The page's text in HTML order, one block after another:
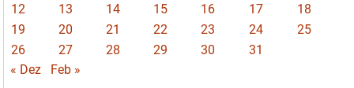
12
13 14 15 16 17
18
19
20 21 22 23 24
25
26
27 28 29 30
31
« Dez
Feb »